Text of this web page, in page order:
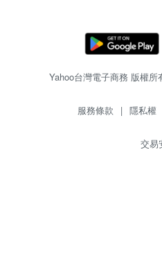
Yahoo台灣電子商務 版權
服務條款 | 隱私權
交易